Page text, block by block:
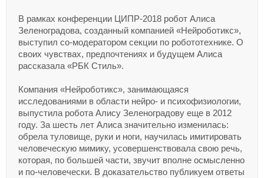
В рамках конференции ЦИПР-2018 робот Алиса
Зеленоградова, созданный компанией «Нейроботикс»,
выступил со-модератором секции по робототехнике. О
своих чувствах, предпочтениях и будущем Алиса
рассказала «РБК Стиль».
Компания «Нейроботикс», занимающаяся
исследованиями в области нейро- и психофизиологии,
выпустила робота Алису Зеленоградову еще в 2012
году. За шесть лет Алиса значительно изменилась:
обрела туловище, руки и ноги, научилась имитировать
человеческую мимику, усовершенствовала свою речь,
которая, по большей части, звучит вполне осмысленно
и по-человечески. В доказательство публикуем ответы